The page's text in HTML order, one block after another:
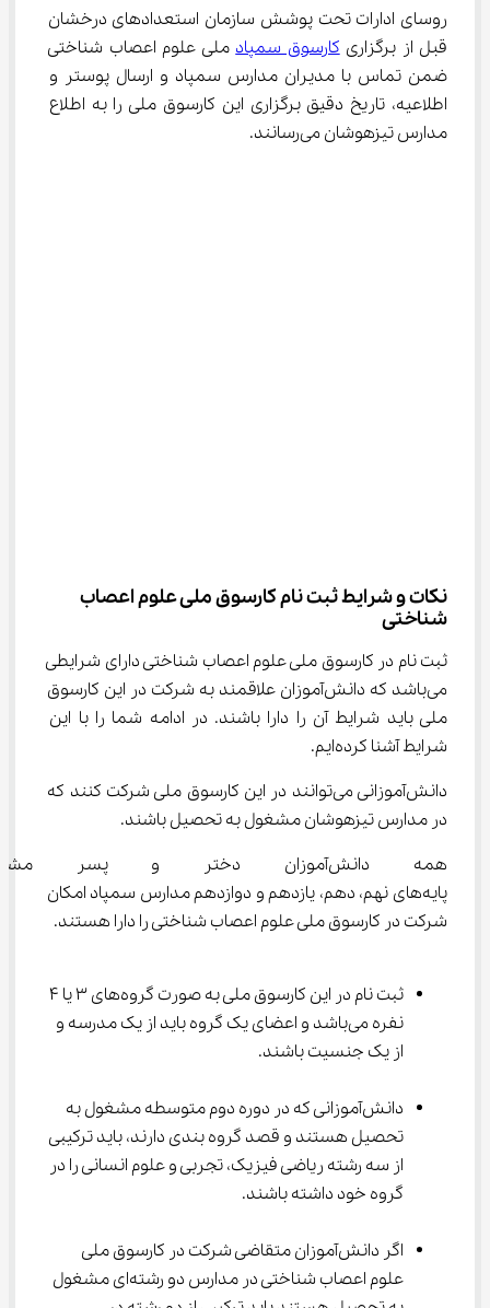
روسای ادارات تحت پوشش سازمان استعدادهای درخشان
قبل از برگزاری کارسوق سمپاد ملی علوم اعصاب شناختی
ضمن تماس با مدیران مدارس سمپاد و ارسال پوستر و
اطلاعیه، تاریخ دقیق برگزاری این کارسوق ملی را به اطلاع
مدارس تیزهوشان می‌رسانند.
نکات و شرایط ثبت نام کارسوق ملی علوم اعصاب
شناختی
ثبت نام در کارسوق ملی علوم اعصاب شناختی دارای شرایطی
می‌باشد که دانش‌آموزان علاقمند به شرکت در این کارسوق
ملی باید شرایط آن را دارا باشند. در ادامه شما را با این
شرایط آشنا کرده‌ایم.
دانش‌آموزانی می‌توانند در این کارسوق ملی شرکت کنند که
در مدارس تیزهوشان مشغول به تحصیل باشند.
همه دانش‌آموزان دختر و
پایه‌های نهم، دهم، یازدهم و دوازدهم مدارس سمپاد امکان
شرکت در کارسوق ملی علوم اعصاب شناختی را دارا هستند.
نفره می‌باشد و اعضای یک گروه باید از یک مدرسه و
از یک جنسیت باشند.
دانش‌آموزانی که در دوره دوم متوسطه مشغول به
تحصیل هستند و قصد گروه بندی دارند، باید ترکیبی
از سه رشته ریاضی فیزیک، تجربی و علوم انسانی را در
گروه خود داشته باشند.
اگر دانش‌آموزان متقاضی شرکت در کارسوق ملی
علوم اعصاب شناختی در مدارس دو رشته‌ای مشغول